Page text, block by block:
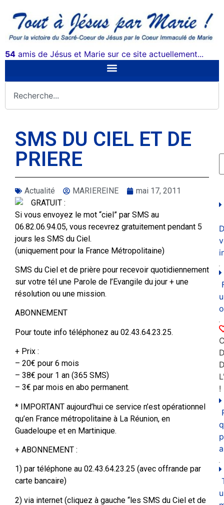
54 amis de Jésus et Marie sur ce site actuellement...
SMS DU CIEL ET DE
PRIERE
Actualité MARIEREINE
mai 17, 2011
GRATUIT :
Si vous envoyez le mot “ciel” par SMS au
06.82.06.94.05, vous recevrez gratuitement pendant 5
jours les SMS du Ciel.
(uniquement pour la France Métropolitaine)
SMS du Ciel et de prière pour recevoir quotidiennement
sur votre tél une Parole de l’Evangile du jour + une
résolution ou une mission.
ABONNEMENT
Pour toute info téléphonez au 02.43.64.23.25.
+ Prix :
– 20€ pour 6 mois
– 38€ pour 1 an (365 SMS)
– 3€ par mois en abo permanent.
* IMPORTANT aujourd’hui ce service n’est opérationnel
qu’en France métropolitaine à La Réunion, en
Guadeloupe et en Martinique.
+ ABONNEMENT :
1) par téléphone au 02.43.64.23.25 (avec offrande par
carte bancaire)
2) via internet (cliquez à gauche “les SMS du Ciel et de
!